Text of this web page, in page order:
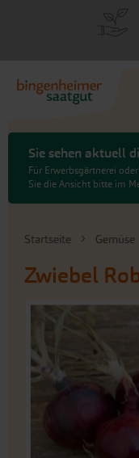
Sie sehen aktuell
Für Erwerbsgärtnerei
Sie die Ansicht bitte im
Startseite Gemüse
Zwiebel
An
der
Bildergalerie